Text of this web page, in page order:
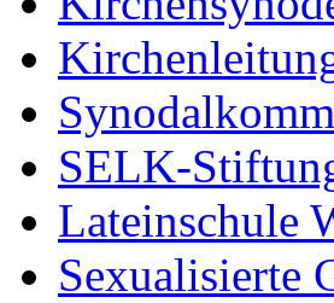
SELK-
Lateinschule
Sexualisierte